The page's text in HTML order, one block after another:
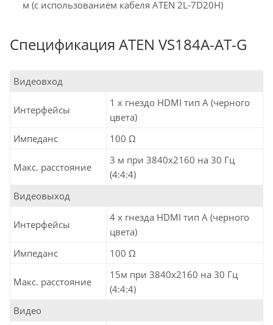
м (с использованием кабеля ATEN 2L-7D20H)
Спецификация ATEN VS184A-AT-G
Видеовход
Интерфейсы
1 x гнездо HDMI тип А (черного
цвета)
Импеданс
100 Ω
Макс. расстояние
3 м при 3840x2160 на 30 Гц
(4:4:4)
Видеовыход
Интерфейсы
4 x гнезда HDMI тип А (черного
цвета)
Импеданс
100 Ω
Макс. расстояние
15м при 3840x2160 на 30 Гц
(4:4:4)
Видео